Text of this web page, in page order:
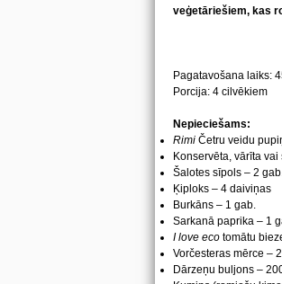
veģetāriešiem, kas
Pagatavošana laiks:
Porcija: 4 cilvēkiem
Nepieciešams:
Rimi Četru veidu
Konservēta, vārīta
Šalotes sīpols – 2
Ķiploks – 4 daiviņas
Burkāns – 1 gab.
Sarkanā paprika – 1
I love eco tomātu
Vorčesteras mērce –
Dārzeņu buljons –